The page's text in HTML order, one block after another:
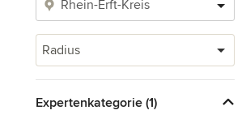
Radius
Expertenkategorie (1)